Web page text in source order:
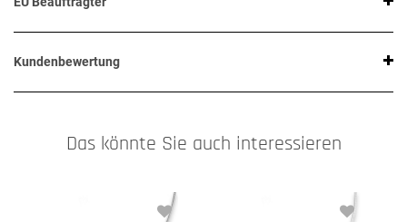
Kundenbewertung
Das könnte Sie auch interessieren